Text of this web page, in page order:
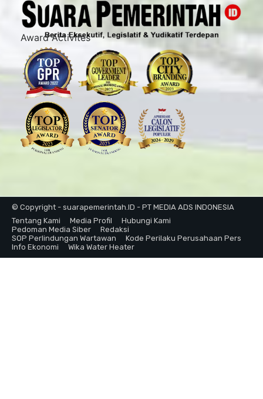
Award Activites
© Copyright - suarapemerintah.ID - PT MEDIA ADS INDONESIA
Tentang Kami
Media Profil
Hubungi Kami
Pedoman Media Siber
Redaksi
SOP Perlindungan Wartawan
Kode Perilaku Perusahaan Pers
Info Ekonomi
Wika Water Heater